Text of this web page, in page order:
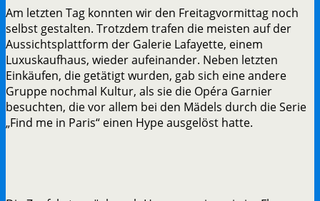
Am letzten Tag konnten wir den Freitagvormittag noch
selbst gestalten. Trotzdem trafen die meisten auf der
Aussichtsplattform der Galerie Lafayette, einem
Luxuskaufhaus, wieder aufeinander. Neben letzten
Einkäufen, die getätigt wurden, gab sich eine andere
Gruppe nochmal Kultur, als sie die Opéra Garnier
besuchten, die vor allem bei den Mädels durch die Serie
„Find me in Paris“ einen Hype ausgelöst hatte.